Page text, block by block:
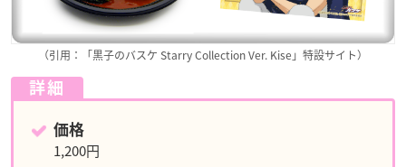
（引用：「黒子のバスケ Starry Collection Ver. Kise」特設サイト）
詳細
価格
1,200円